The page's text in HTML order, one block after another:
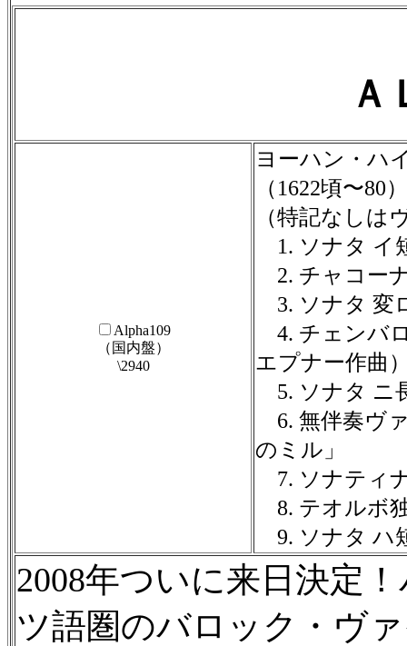
Ａ
Alpha109
（国内盤）
\2940
ヨーハン・ハ
（1622頃〜80
（特記なしは
1. ソナタ イ
2. チャコー
3. ソナタ 変
4. チェンバ
エプナー作曲
5. ソナタ ニ
6. 無伴奏ヴ
のミル」
7. ソナティ
8. テオルボ
9. ソナタ ハ
2008年ついに来日決定
ツ語圏のバロック・ヴ